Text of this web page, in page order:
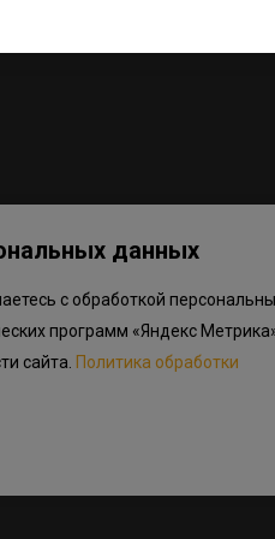
программы лояльности
офертой, определяемой
и могут отличаться от
данных
с обработкой
программ «Яндекс
сайта. Политика обработки